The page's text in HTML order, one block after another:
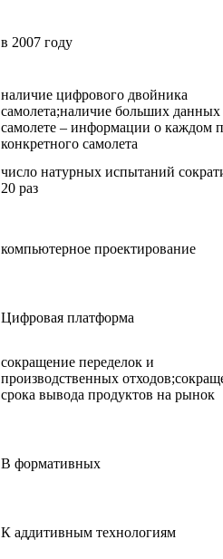
в 2007 году
наличие цифрового двойника
самолета;наличие больших данных
самолете – информации о каждом
конкретного самолета
число натурных испытаний
20 раз
компьютерное проектирование
Цифровая платформа
сокращение переделок и
производственных
срока вывода продуктов на рынок
В формативных
К аддитивным технологиям